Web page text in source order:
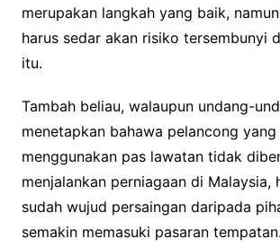
merupakan langkah yang baik,
harus sedar akan risiko tersembunyi
itu.
Tambah beliau, walaupun undang-
menetapkan bahawa pelancong yang
menggunakan pas lawatan tidak
menjalankan perniagaan di Malaysia,
sudah wujud persaingan daripada
semakin memasuki pasaran tempatan.